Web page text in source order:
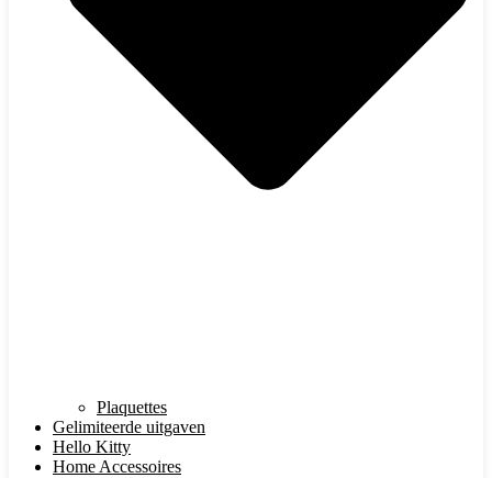
Plaquettes
Gelimiteerde uitgaven
Hello Kitty
Home Accessoires